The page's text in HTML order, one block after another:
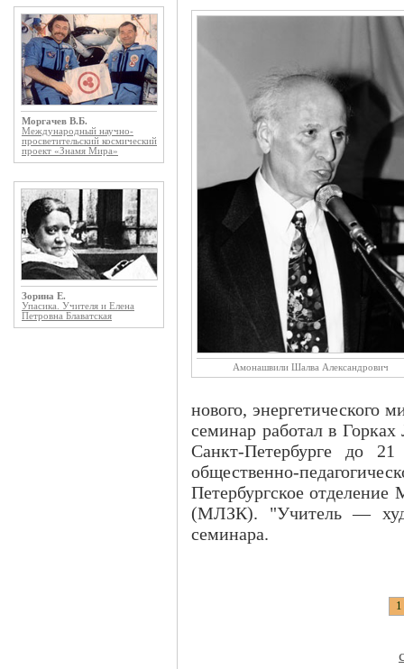
Моргачев В.Б.
Международный научно-
просветительский космический
проект «Знамя Мира»
Зорина Е.
Упасика. Учителя и Елена
Петровна Блаватская
Амонашвили Шалва Александрович
нового, энергетического
семинар работал в
Санкт-Петербурге до 21
общественно-
Петербургское
(МЛЗК). "Учитель —
семинара.
1